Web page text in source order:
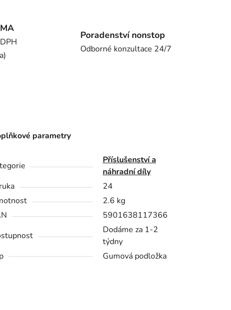
Poradenství nonstop
Odborné konzultace 24/7
parametry
Příslušenství a
náhradní díly
24
2.6 kg
5901638117366
Dodáme za 1-2
týdny
Gumová podložka